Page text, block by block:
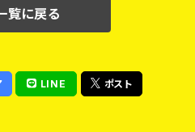
覧に戻る
LINE ポスト